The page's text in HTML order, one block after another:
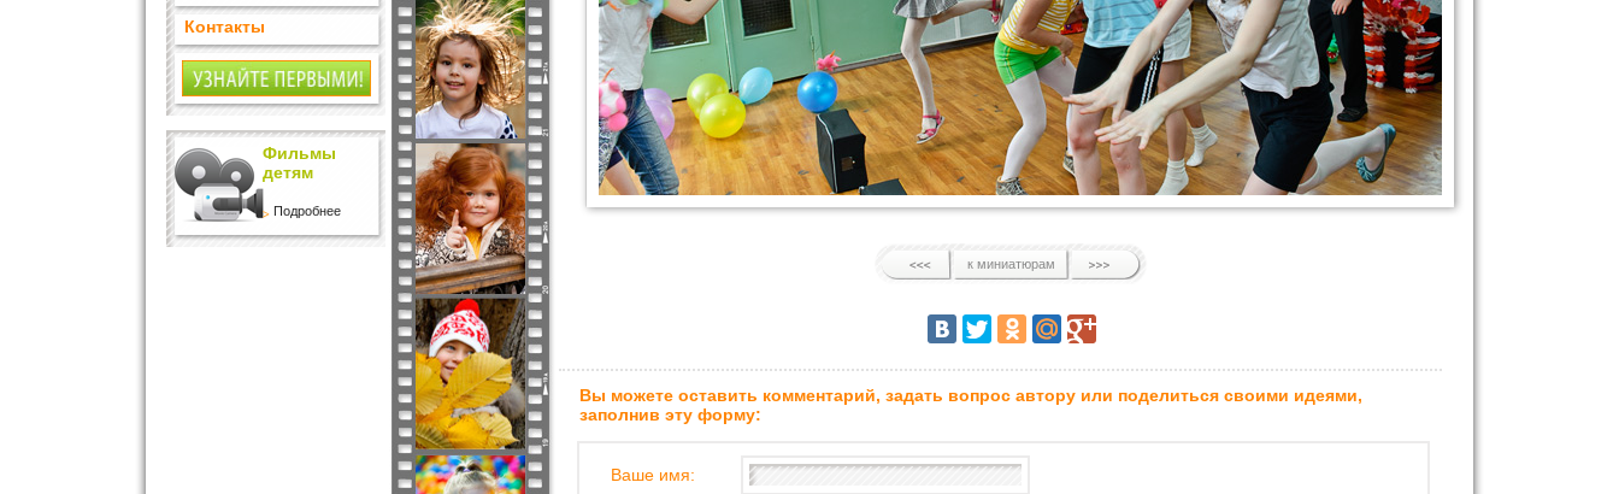
Контакты
Фильмы
детям
Подробнее
к миниатюрам
Вы можете оставить комментарий, задать вопрос автору или поделиться своими идеями,
заполнив эту форму:
Ваше имя: